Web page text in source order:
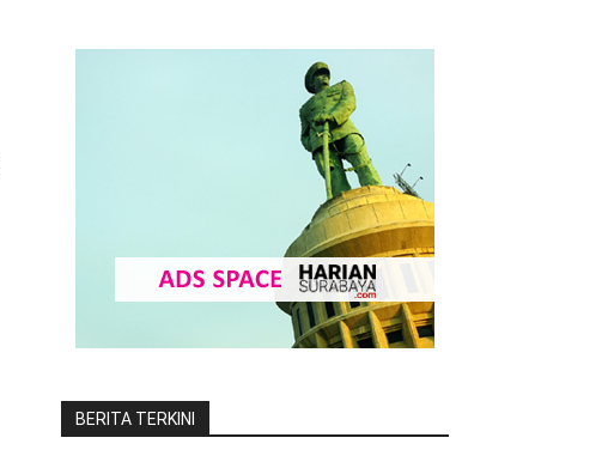
BERITA TERKINI